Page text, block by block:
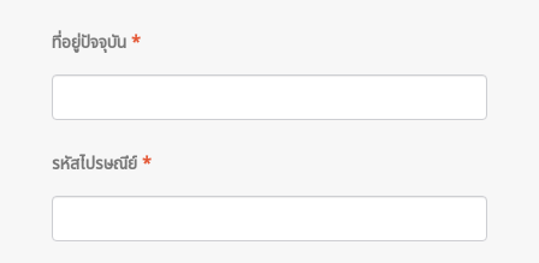
ที่อยู่ปัจจุบัน*
รหัสไปรษณีย์*